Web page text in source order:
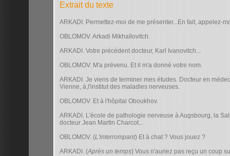
Extrait du texte
ARKADI. Permettez-moi de me présenter...En fait, appelez-
OBLOMOV. Arkadi Mikhaïlovitch.
ARKADI. Votre précédent docteur, Karl Ivanovitch...
OBLOMOV. M'a prévenu. Et il m'a donné votre nom.
ARKADI. Je viens de terminer mes études. Docteur en
Vienne, à,l'institut des maladies nerveuses.
OBLOMOV. Et à l'hôpital Oboukhov.
ARKADI. L'école de pathologie nerveuse à Augsbourg, la
docteur Jean Martin Charcot...
OBLOMOV. (L'interrompant) Et à chat ? Vous jouez ?
ARKADI. (Après un temps) Vous n'auriez pas reçu un coup